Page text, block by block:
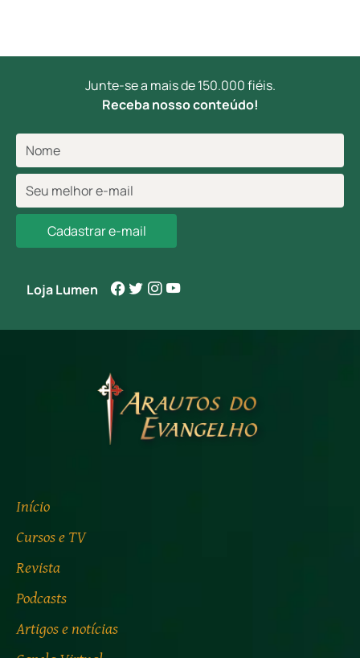
Junte-se a mais de 150.000 fiéis.
Receba nosso conteúdo!
Cadastrar e-mail
Loja Lumen
Início
Cursos e TV
Revista
Podcasts
Artigos e notícias